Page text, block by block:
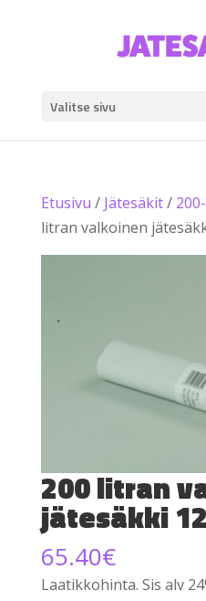
Valitse sivu
Etusivu / Jätesäkit/
litran valkoinen
200 litran
jätesäkki
65.40€
Laatikkohinta. Sis alv